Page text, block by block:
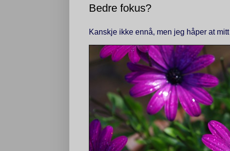
Bedre fokus?
Kanskje ikke ennå, men jeg håper at mitt